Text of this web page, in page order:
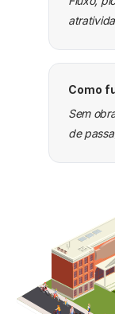
Como
Sem
de